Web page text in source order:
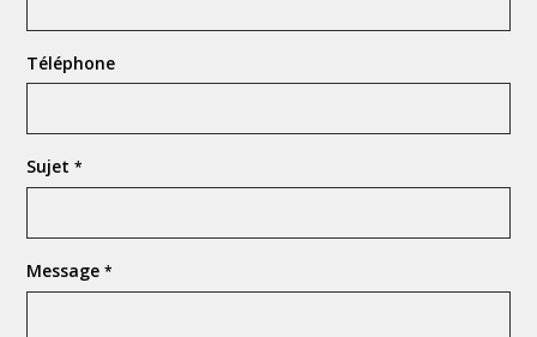
Téléphone
Sujet*
Message*